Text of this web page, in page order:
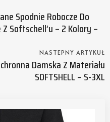
Spodnie Robocze Do
Softschell’u – 2 Kolory –
NASTEPNY ARTYKUŁ
Damska Z Materiału
SOFTSHELL – S-3XL